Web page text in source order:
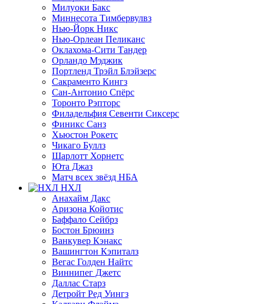
Милуоки Бакс
Миннесота Тимбервулвз
Нью-Йорк Никс
Нью-Орлеан Пеликанс
Оклахома-Сити Тандер
Орландо Мэджик
Портленд Трэйл Блэйзерс
Сакраменто Кингз
Сан-Антонио Спёрс
Торонто Рэпторс
Филадельфия Севенти Сиксерс
Финикс Санз
Хьюстон Рокетс
Чикаго Буллз
Шарлотт Хорнетс
Юта Джаз
Матч всех звёзд НБА
НХЛ
Анахайм Дакс
Аризона Койотис
Баффало Сейбрз
Бостон Брюинз
Ванкувер Кэнакс
Вашингтон Кэпиталз
Вегас Голден Найтс
Виннипег Джетс
Даллас Старз
Детройт Ред Уингз